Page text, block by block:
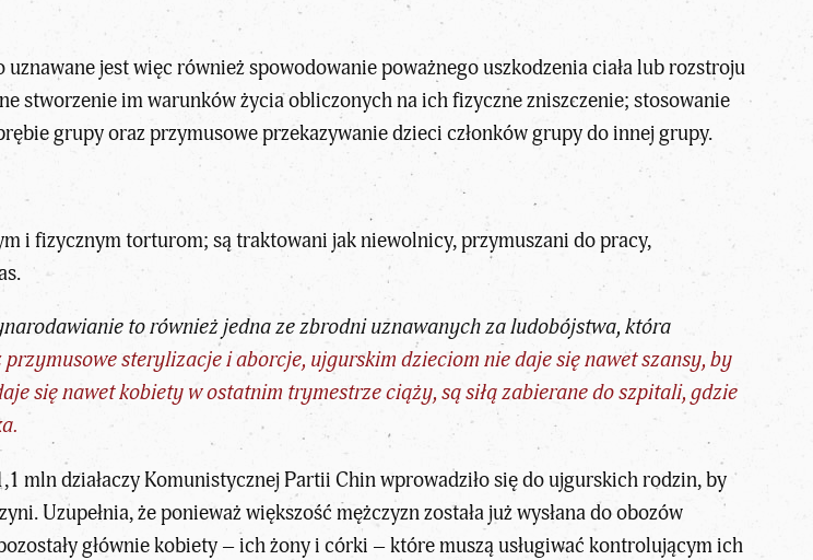
jest więc również spowodowanie poważnego uszkodzenia ciała lub rozstroju
stworzenie im warunków życia obliczonych na ich fizyczne zniszczenie; stosowanie
grupy oraz przymusowe przekazywanie dzieci członków grupy do innej grupy.
i fizycznym torturom; są traktowani jak niewolnicy, przymuszani do pracy,
to również jedna ze zbrodni uznawanych za ludobójstwa, która
przymusowe sterylizacje i aborcje, ujgurskim dzieciom nie daje się nawet szansy, by
się nawet kobiety w ostatnim trymestrze ciąży, są siłą zabierane do szpitali, gdzie
mln działaczy Komunistycznej Partii Chin wprowadziło się do ujgurskich rodzin, by
Uzupełnia, że ponieważ większość mężczyzn została już wysłana do obozów
głównie kobiety – ich żony i córki – które muszą usługiwać kontrolującym ich